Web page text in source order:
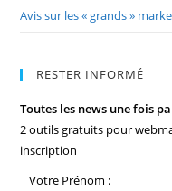
Avis sur les « grands »
RESTER INFORMÉ
Toutes les news une fois
2 outils gratuits pour
inscription
Votre Prénom :